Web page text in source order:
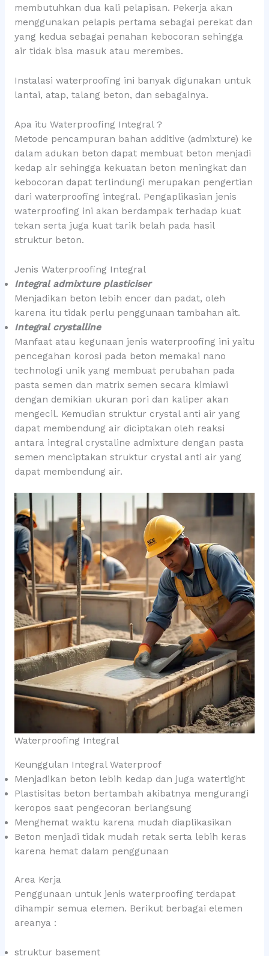
membutuhkan dua kali pelapisan. Pekerja akan
menggunakan pelapis pertama sebagai perekat dan
yang kedua sebagai penahan kebocoran sehingga
air tidak bisa masuk atau merembes.
Instalasi waterproofing ini banyak digunakan untuk
lantai, atap, talang beton, dan sebagainya.
Apa itu Waterproofing Integral ?
Metode pencampuran bahan additive (admixture) ke
dalam adukan beton dapat membuat beton menjadi
kedap air sehingga kekuatan beton meningkat dan
kebocoran dapat terlindungi merupakan pengertian
dari waterproofing integral. Pengaplikasian jenis
waterproofing ini akan berdampak terhadap kuat
tekan serta juga kuat tarik belah pada hasil
struktur beton.
Jenis Waterproofing Integral
Integral admixture plasticiser
Menjadikan beton lebih encer dan padat, oleh
karena itu tidak perlu penggunaan tambahan ait.
Integral crystalline
Manfaat atau kegunaan jenis waterproofing ini yaitu
pencegahan korosi pada beton memakai nano
technologi unik yang membuat perubahan pada
pasta semen dan matrix semen secara kimiawi
dengan demikian ukuran pori dan kaliper akan
mengecil. Kemudian struktur crystal anti air yang
dapat membendung air diciptakan oleh reaksi
antara integral crystaline admixture dengan pasta
semen menciptakan struktur crystal anti air yang
dapat membendung air.
Waterproofing Integral
Keunggulan Integral Waterproof
Menjadikan beton lebih kedap dan juga watertight
Plastisitas beton bertambah akibatnya mengurangi
keropos saat pengecoran berlangsung
Menghemat waktu karena mudah diaplikasikan
Beton menjadi tidak mudah retak serta lebih keras
karena hemat dalam penggunaan
Area Kerja
Penggunaan untuk jenis waterproofing terdapat
dihampir semua elemen. Berikut berbagai elemen
areanya :
struktur basement